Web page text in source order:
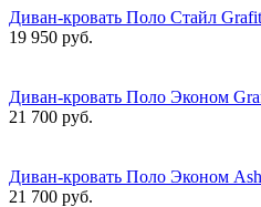
Диван-кровать Поло Стайл Grafit
19 950 руб.
Диван-кровать Поло Эконом
21 700 руб.
Диван-кровать Поло Эконом Ash
21 700 руб.